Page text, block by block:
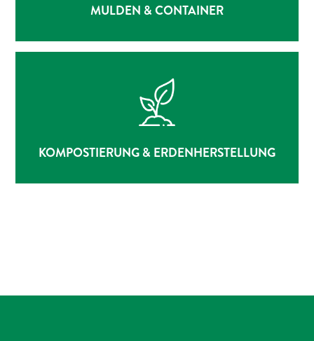
MULDEN & CONTAINER
KOMPOSTIERUNG & ERDENHERSTELLUNG
KOMPOSTIERUNG & ERDENHERSTELLUNG